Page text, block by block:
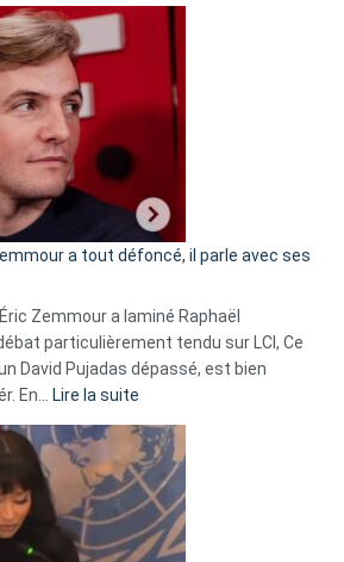
d’alliance
secrète
«
C’est
fake
news
»
a tout défoncé, il parle avec ses
Zemmour a laminé Raphaël
particulièrement tendu sur LCI, Ce
David Pujadas dépassé, est bien
En… Lire la suite
Tegnér
exulte
« Zemmour
a